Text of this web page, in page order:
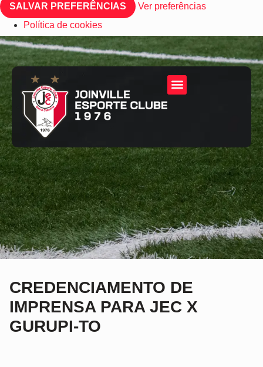
SALVAR PREFERÊNCIAS
Ver preferências
Política de cookies
CREDENCIAMENTO DE
IMPRENSA PARA JEC X
GURUPI-TO